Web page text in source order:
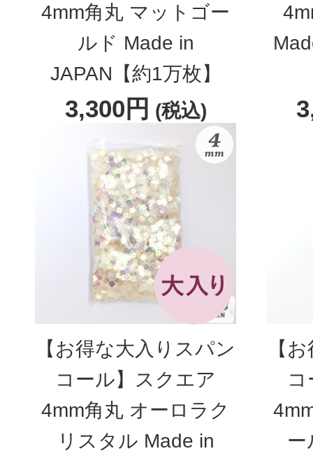
4mm角丸 マットゴー
ルド Made in
JAPAN【約1万枚】
3,300円 (税込)
【お得な大入りスパン
コール】スクエア
4mm角丸 オーロラク
リスタル Made in
【
ー